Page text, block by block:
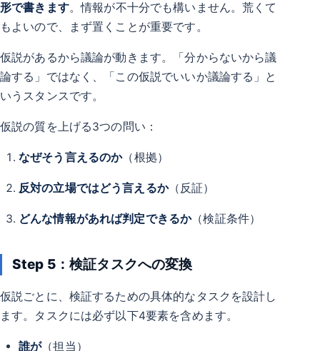
形で書きます。情報が不十分でも構いません。荒くて
もよいので、まず置くことが重要です。
仮説があるから議論が動きます。「分からないから議
論する」ではなく、「この仮説でいいか議論する」と
いうスタンスです。
仮説の質を上げる3つの問い：
なぜそう言えるのか（根拠）
反対の立場ではどう言えるか（反証）
どんな情報があれば判定できるか（検証条件）
Step 5：検証タスクへの変換
仮説ごとに、検証するための具体的なタスクを設計し
ます。タスクには必ず以下4要素を含めます。
誰が（担当）